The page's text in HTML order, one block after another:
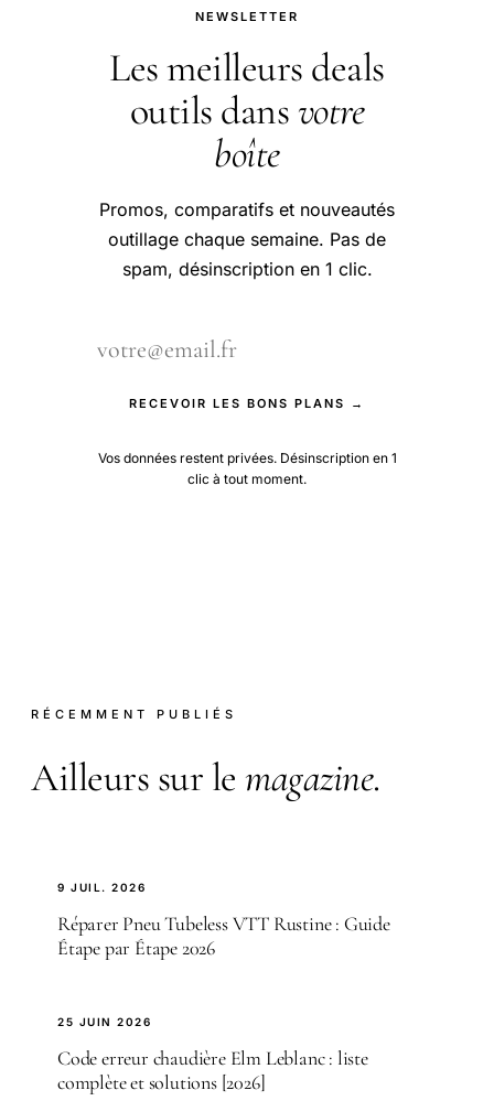
NEWSLETTER
Les meilleurs deals
outils dansvotre
boîte
Promos, comparatifs et nouveautés
outillage chaque semaine. Pas de
spam, désinscription en 1 clic.
RECEVOIR LES BONS PLANS →
Vos données restent privées. Désinscription en 1
clic à tout moment.
RÉCEMMENT PUBLIÉS
Ailleurs sur le magazine.
9 JUIL. 2026
Réparer Pneu Tubeless VTT Rustine : Guide
Étape par Étape 2026
25 JUIN 2026
Code erreur chaudière Elm Leblanc : liste
complète et solutions [2026]